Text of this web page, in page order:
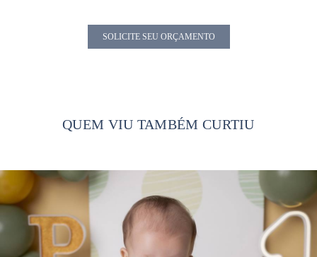
SOLICITE SEU ORÇAMENTO
QUEM VIU TAMBÉM CURTIU